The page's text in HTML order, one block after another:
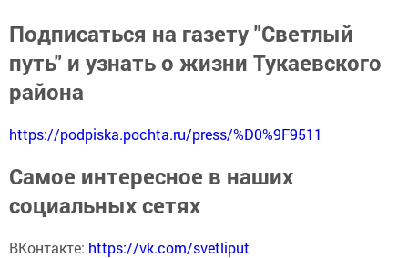
Подписаться на газету "Светлый
путь" и узнать о жизни Тукаевского
района
https://podpiska.pochta.ru/press/%D0%9F9511
Самое интересное в наших
социальных сетях
ВКонтакте: https://vk.com/svetliput